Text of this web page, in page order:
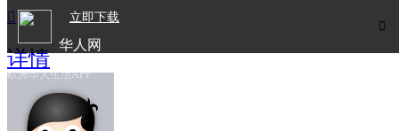

立即下载
华人网
欧洲华人生活APP

详情